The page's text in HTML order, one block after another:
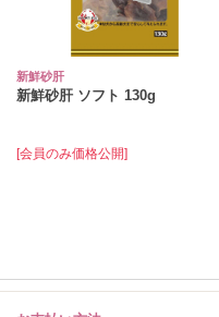
新鮮砂肝
新鮮砂肝 ソフト 130g
[会員のみ価格公開]